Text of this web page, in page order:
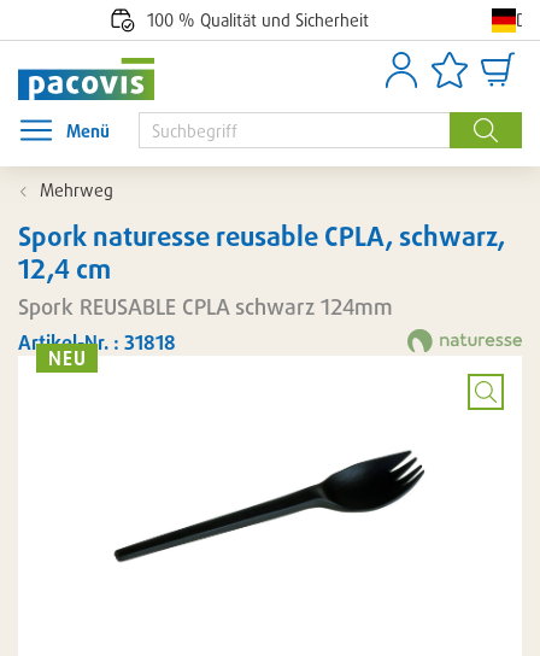
100 % Qualität und Sicherheit
Suche
AnmeldenArtikellisten
Menü
Menü öffnen
Mehrweg
Spork naturesse reusable CPLA, schwarz,
12,4 cm
Spork REUSABLE CPLA schwarz 124mm
Artikel-Nr. : 31818
NEU
Bild